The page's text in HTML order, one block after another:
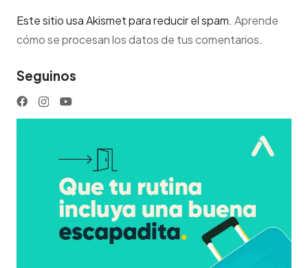
Este sitio usa Akismet para reducir el spam. Aprende
cómo se procesan los datos de tus comentarios.
Seguinos